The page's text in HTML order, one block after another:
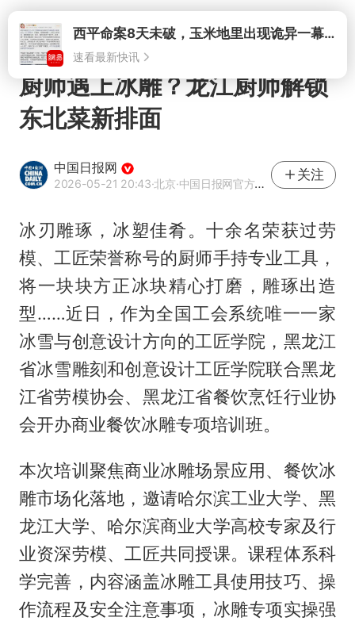
打开
厨师遇上冰雕？龙江厨师解锁
东北菜新排面
中国日报网
2026-05-21 20:43·北京·中国日报网官方网易号
关注
冰刃雕琢，冰塑佳肴。十余名荣获过劳
模、工匠荣誉称号的厨师手持专业工具，
将一块块方正冰块精心打磨，雕琢出造
型……近日，作为全国工会系统唯一一家
冰雪与创意设计方向的工匠学院，黑龙江
省冰雪雕刻和创意设计工匠学院联合黑龙
江省劳模协会、黑龙江省餐饮烹饪行业协
会开办商业餐饮冰雕专项培训班。
本次培训聚焦商业冰雕场景应用、餐饮冰
雕市场化落地，邀请哈尔滨工业大学、黑
龙江大学、哈尔滨商业大学高校专家及行
业资深劳模、工匠共同授课。课程体系科
学完善，内容涵盖冰雕工具使用技巧、操
作流程及安全注意事项，冰雕专项实操强